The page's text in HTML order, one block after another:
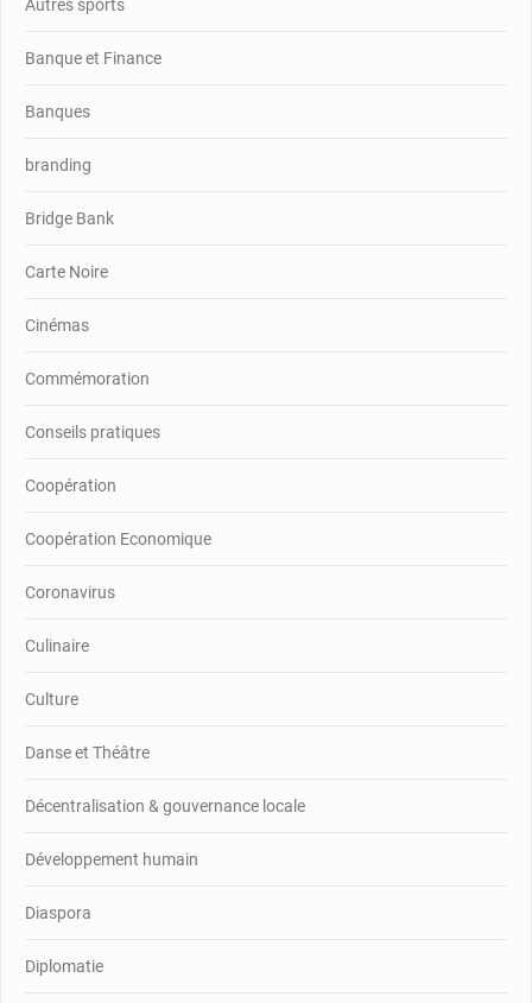
Autres sports
Banque et Finance
Banques
branding
Bridge Bank
Carte Noire
Cinémas
Commémoration
Conseils pratiques
Coopération
Coopération Economique
Coronavirus
Culinaire
Culture
Danse et Théâtre
Décentralisation & gouvernance locale
Développement humain
Diaspora
Diplomatie